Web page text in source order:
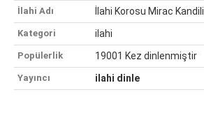
İlahi Adı İlahi Korosu Mirac Kandili
Kategori ilahi
Popülerlik 19001 Kez dinlenmiştir
Yayıncı ilahi dinle